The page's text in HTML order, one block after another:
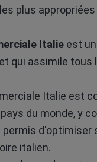
plus
Italie est
qui assimile
Italie est
du monde, y
italien.